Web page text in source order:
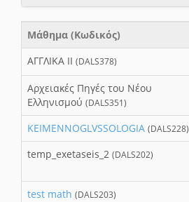
Μάθημα (Κωδικός)
AΓΓΛΙΚΑ ΙΙ (DALS378)
Aρχειακές Πηγές του Νέου
Ελληνισμού (DALS351)
KEIMENNOGLVSSOLOGIA (DALS228)
temp_exetaseis_2 (DALS202)
test math (DALS203)